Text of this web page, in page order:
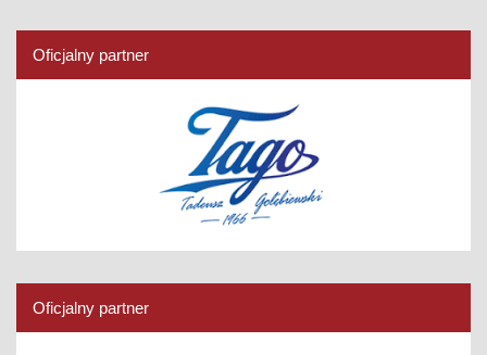
Oficjalny partner
Oficjalny partner